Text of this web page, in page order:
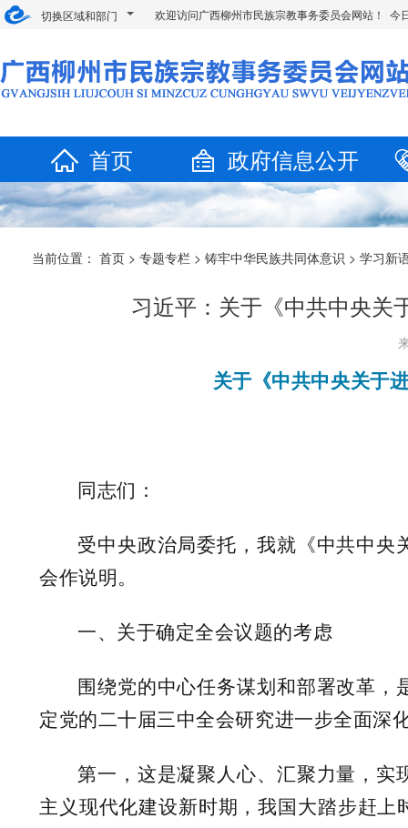
切换区域和部门 欢迎访问广西柳州市民族宗教事务委员会网站！ 今
首页 政府信息公开
当前位置： 首页 > 专题专栏 > 铸牢中华民族共同体意识 > 学习新
习近平：关于《中共中央关
关于《中共中央关于
同志们：
受中央政治局委托，我就《中共中
会作说明。
一、关于确定全会议题的考虑
围绕党的中心任务谋划和部署改革
定党的二十届三中全会研究进一步全面深
第一，这是凝聚人心、汇聚力量，实
主义现代化建设新时期，我国大踏步赶